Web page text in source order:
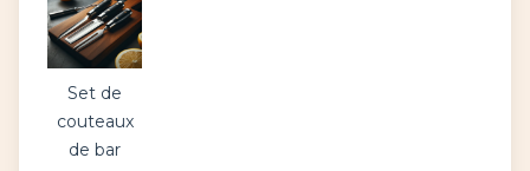
Set de
couteaux
de bar